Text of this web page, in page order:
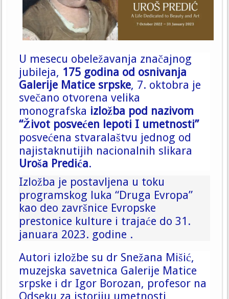
U mesecu obeležavanja značajnog
jubileja, 175 godina od osnivanja
Galerije Matice srpske, 7. oktobra je
svečano otvorena velika
monografska izložba pod nazivom
“Život posvećen lepoti I umetnosti”
posvećena stvaralaštvu jednog od
najistaknutijih nacionalnih slikara
Uroša Predića.
Izložba je postavljena u toku
programskog luka “Druga Evropa”
kao deo završnice Evropske
prestonice kulture i trajaće do 31.
januara 2023. godine .
Autori izložbe su dr Snežana Mišić,
muzejska savetnica Galerije Matice
srpske i dr Igor Borozan, profesor na
Odseku za istoriju umetnosti